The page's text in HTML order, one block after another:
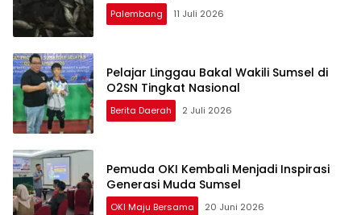
Palembang 11 Juli 2026
Pelajar Linggau Bakal Wakili Sumsel di
O2SN Tingkat Nasional
Berita Daerah 2 Juli 2026
Pemuda OKI Kembali Menjadi Inspirasi
Generasi Muda Sumsel
OKI Maju Bersama 20 Juni 2026